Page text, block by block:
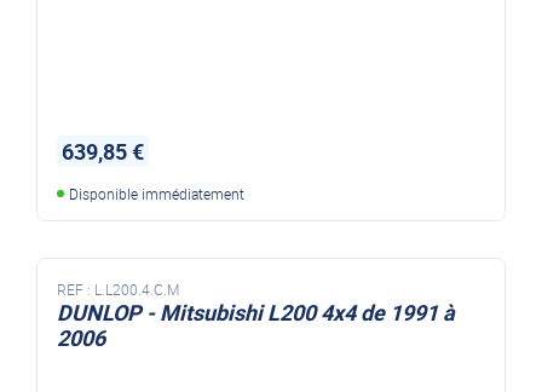
639,85 €
Disponible immédiatement
REF : L.L200.4.C.M
DUNLOP - Mitsubishi L200 4x4 de 1991 à
2006